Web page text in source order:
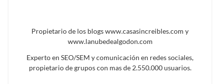
Propietario de los blogs www.casasincreibles.com y
www.lanubedealgodon.com
Experto en SEO/SEM y comunicación en redes sociales,
propietario de grupos con mas de 2.550.000 usuarios.